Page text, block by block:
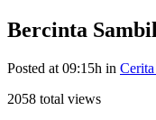
Bercinta
Posted at 09:15h in
2058 total views